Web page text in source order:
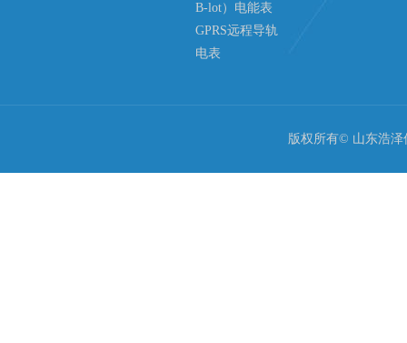
B-lot）电能表
GPRS远程导轨
电表
版权所有© 山东浩